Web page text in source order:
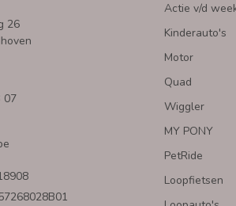
26
07
Actie v/d
Kinderauto's
Motor
Quad
Wiggler
MY PONY
PetRide
Loopfietsen